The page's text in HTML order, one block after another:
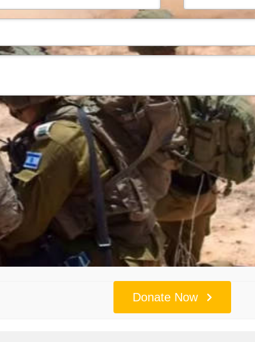
Donate Now